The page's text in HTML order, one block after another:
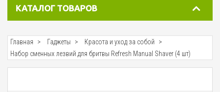
КАТАЛОГ ТОВАРОВ
Главная Гаджеты
Красота и уход за собой
Набор сменных лезвий для бритвы Refresh Manual Shaver (4 шт)